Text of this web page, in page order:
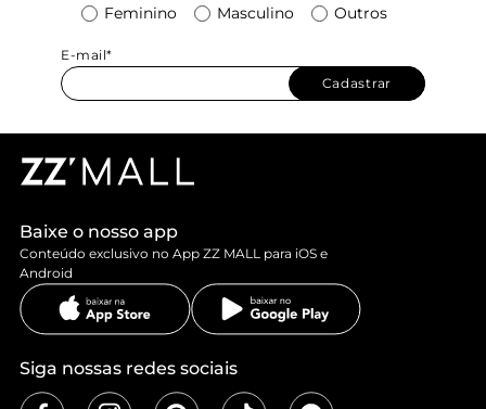
Feminino Masculino Outros
E-mail*
Cadastrar
Baixe o nosso app
Conteúdo exclusivo no App ZZ MALL para iOS e
Android
Siga nossas redes sociais